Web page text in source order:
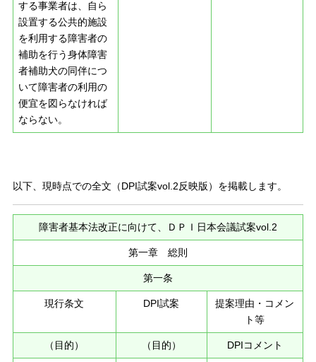
する事業者は、自ら
設置する公共的施設
を利用する障害者の
補助を行う身体障害
者補助犬の同伴につ
いて障害者の利用の
便宜を図らなければ
ならない。
以下、現時点での全文（DPI試案vol.2反映版）を掲載します。
障害者基本法改正に向けて、ＤＰＩ日本会議試案vol.2
第一章 総則
第一条
現行条文 DPI試案
提案理由・コメン
ト等
（目的） （目的） DPIコメント